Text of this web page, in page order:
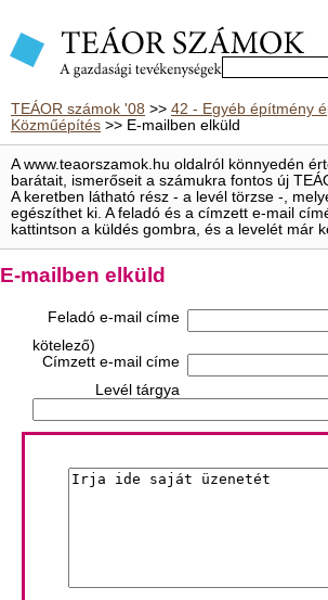
TEÁOR számok '08 >> 42 - Egyéb építmény
Közműépítés >> E-mailben elküld
A www.teaorszamok.hu oldalról könnyedén
barátait, ismerőseit a számukra fontos új
A keretben látható rész - a levél törzse -,
egészíthet ki. A feladó és a címzett e-mail
kattintson a küldés gombra, és a levelét már
E-mailben elküld
Feladó e-mail címe
kötelező)
Címzett e-mail címe
Levél tárgya